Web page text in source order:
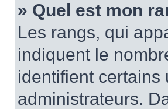
» Quel est mon
Les rangs, qui
indiquent le
identifient certains
administrateurs.